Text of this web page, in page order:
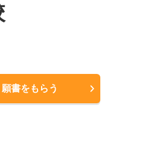
書をもらう